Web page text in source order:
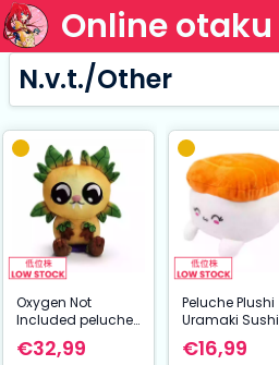
Online otaku
N.v.t./Other
Oxygen Not
Included peluche
Pipsqueak
Shoulder Rider 15
€32,99
Peluche Plushi
Uramaki Sushi
with Crevette 20
cm
€16,99